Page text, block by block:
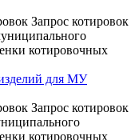
Запрос котировок
котировочных
для МУ
Запрос котировок
котировочных